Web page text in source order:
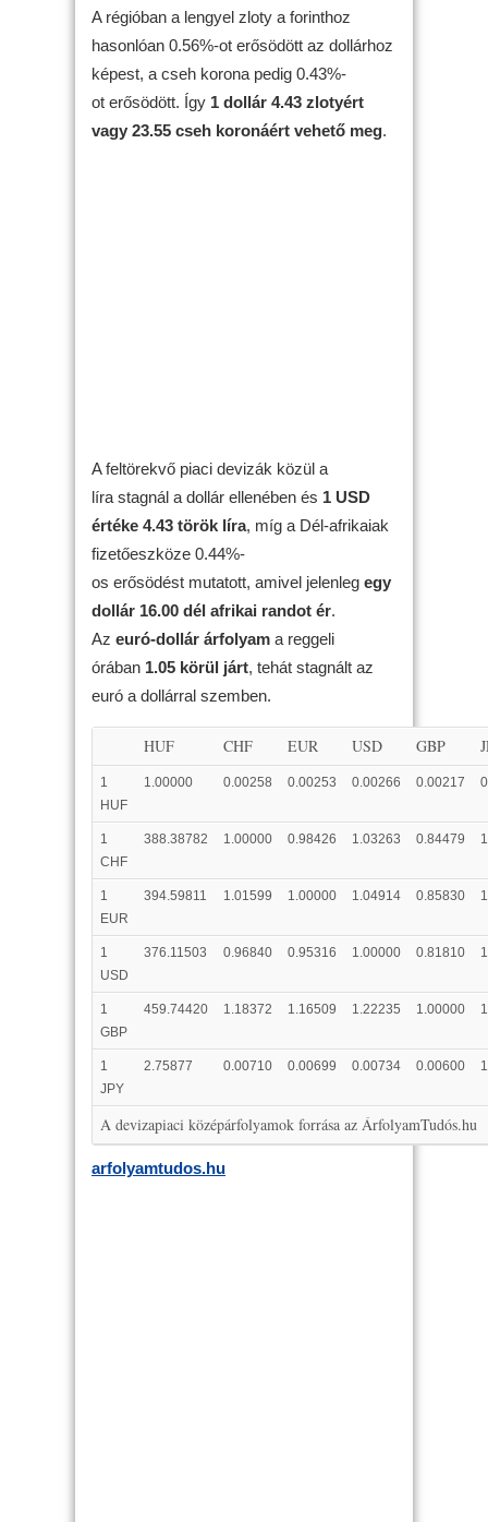
A régióban a lengyel zloty a forinthoz
hasonlóan 0.56%-ot erősödött az dollárhoz
képest, a cseh korona pedig 0.43%-
ot erősödött. Így 1 dollár 4.43 zlotyért
vagy 23.55 cseh koronáért vehető meg.
A feltörekvő piaci devizák közül a
líra stagnál a dollár ellenében és 1 USD
értéke 4.43 török líra, míg a Dél-afrikaiak
fizetőeszköze 0.44%-
os erősödést mutatott, amivel jelenleg egy
dollár 16.00 dél afrikai randot ér.
Az euró-dollár árfolyam a reggeli
órában 1.05 körül járt, tehát stagnált az
euró a dollárral szemben.
HUF CHF EUR USD GBP
1
HUF
1.00000 0.00258 0.00253 0.00266 0.00217
1
CHF
388.38782 1.00000 0.98426 1.03263 0.84479
1
EUR
394.59811 1.01599 1.00000 1.04914 0.85830
1
USD
376.11503 0.96840 0.95316 1.00000 0.81810
1
GBP
459.74420 1.18372 1.16509 1.22235 1.00000
1
JPY
2.75877 0.00710 0.00699 0.00734 0.00600
A devizapiaci középárfolyamok forrása az ÁrfolyamTudós.hu
arfolyamtudos.hu